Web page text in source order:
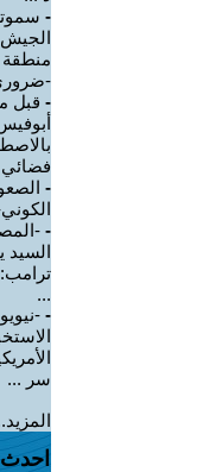
-
الجيش
منطقة
-
- قبل
فضائي
-
-
-
...
-
-
سر ...
احدث